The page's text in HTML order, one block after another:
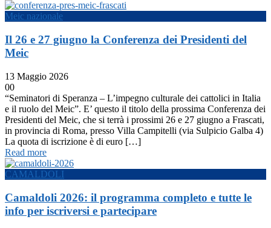
Meic nazionale
Il 26 e 27 giugno la Conferenza dei Presidenti del
Meic
13 Maggio 2026
00
“Seminatori di Speranza – L’impegno culturale dei cattolici in Italia
e il ruolo del Meic”. E’ questo il titolo della prossima Conferenza dei
Presidenti del Meic, che si terrà i prossimi 26 e 27 giugno a Frascati,
in provincia di Roma, presso Villa Campitelli (via Sulpicio Galba 4)
La quota di iscrizione è di euro […]
Read more
CAMALDOLI
Camaldoli 2026: il programma completo e tutte le
info per iscriversi e partecipare